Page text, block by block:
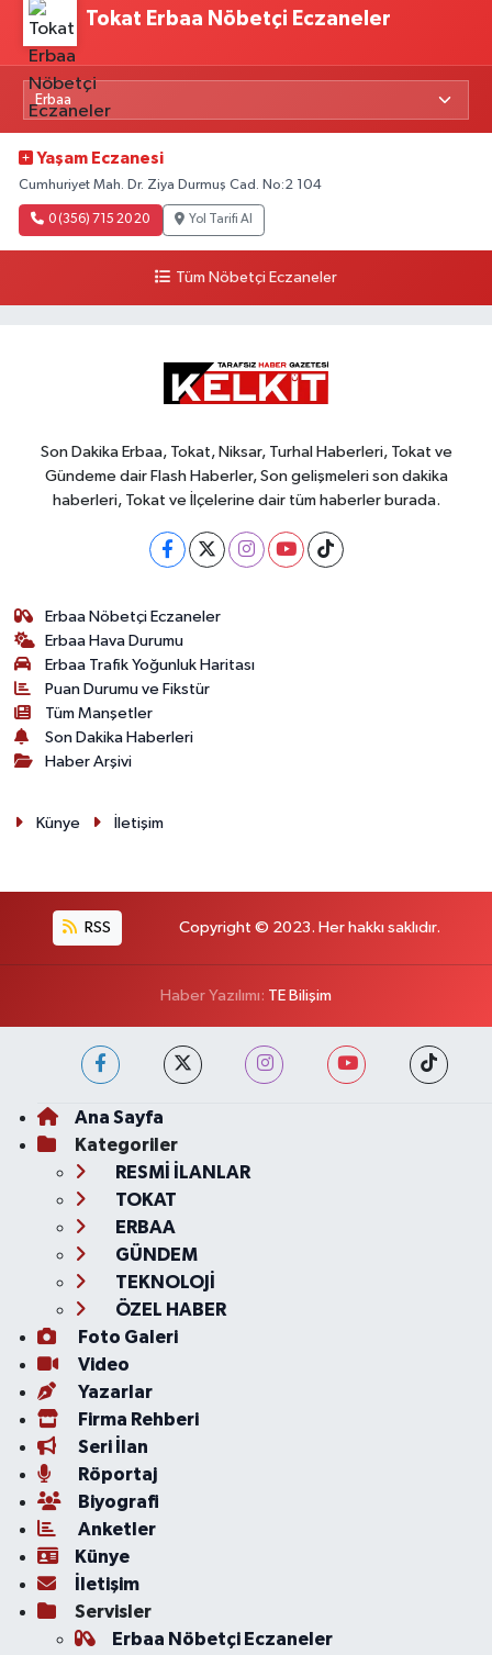
Tokat Erbaa Nöbetçi Eczaneler
Yaşam Eczanesi
Cumhuriyet Mah. Dr. Ziya Durmuş Cad. No:2 104
0 (356) 715 20 20 Yol Tarifi Al
Tüm Nöbetçi Eczaneler
Son Dakika Erbaa, Tokat, Niksar, Turhal Haberleri, Tokat ve
Gündeme dair Flash Haberler, Son gelişmeleri son dakika
haberleri, Tokat ve İlçelerine dair tüm haberler burada.
Erbaa Nöbetçi Eczaneler
Erbaa Hava Durumu
Erbaa Trafik Yoğunluk Haritası
Puan Durumu ve Fikstür
Tüm Manşetler
Son Dakika Haberleri
Haber Arşivi
Künye İletişim
RSS Copyright © 2023. Her hakkı saklıdır.
Haber Yazılımı: TE Bilişim
Ana Sayfa
Kategoriler
RESMİ İLANLAR
TOKAT
ERBAA
GÜNDEM
TEKNOLOJİ
ÖZEL HABER
Foto Galeri
Video
Yazarlar
Firma Rehberi
Seri İlan
Röportaj
Biyografi
Anketler
Künye
İletişim
Servisler
Erbaa Nöbetçi Eczaneler